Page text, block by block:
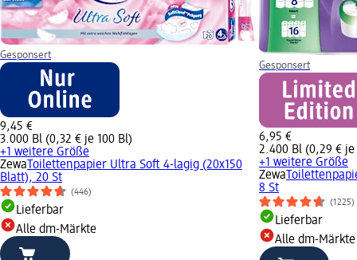
Gesponsert
9,45 €
3.000 Bl (0,32 € je 100 Bl)
+1 weitere Größe
Zewa Toilettenpapier Ultra Soft 4-lagig (20x150
Blatt), 20 St
(446)
Lieferbar
Alle dm-Märkte
Gesponsert
6,95 €
2.400 Bl (0,29 € je
+1 weitere Größe
Zewa
8 St
(1225)
Lieferbar
Alle dm-Märkte